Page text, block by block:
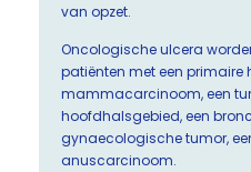
van opzet.
Oncologische ulcera
patiënten met een primaire
mammacarcinoom, een
hoofdhalsgebied, een
gynaecologische tumor,
anuscarcinoom.